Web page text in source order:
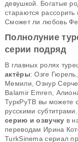
девушкой. Богатые
стараются
Сможет ли любовь
Полнолуние
серии подряд
В главных ролях
актёры: Озге
Мемили, Ознур
Balamir Emren,
ТуркРуТВ вы можете
русскими
серию и озвучку в
переводам Ирина
TurkSinema сериал